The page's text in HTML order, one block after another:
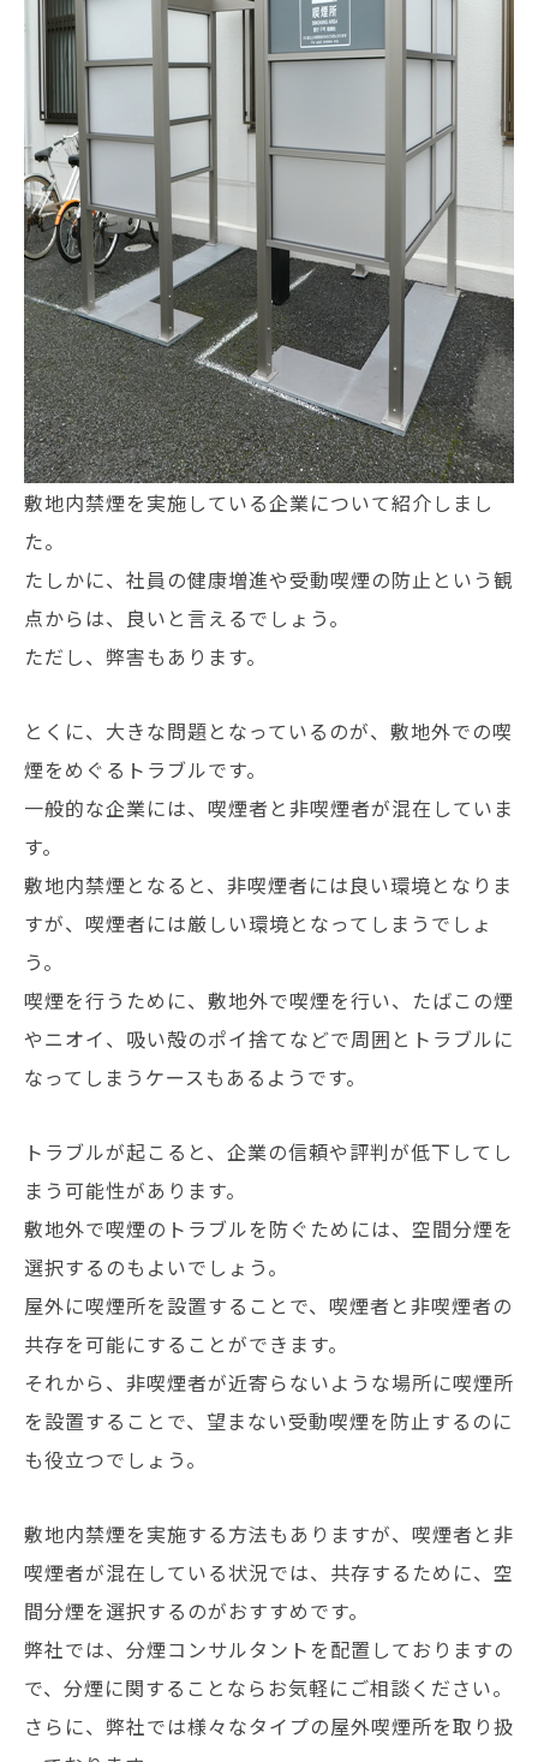
敷地内禁煙を実施している企業について紹介しまし
た。
たしかに、社員の健康増進や受動喫煙の防止という観
点からは、良いと言えるでしょう。
ただし、弊害もあります。
とくに、大きな問題となっているのが、敷地外での喫
煙をめぐるトラブルです。
一般的な企業には、喫煙者と非喫煙者が混在していま
す。
敷地内禁煙となると、非喫煙者には良い環境となりま
すが、喫煙者には厳しい環境となってしまうでしょ
う。
喫煙を行うために、敷地外で喫煙を行い、たばこの煙
やニオイ、吸い殻のポイ捨てなどで周囲とトラブルに
なってしまうケースもあるようです。
トラブルが起こると、企業の信頼や評判が低下してし
まう可能性があります。
敷地外で喫煙のトラブルを防ぐためには、空間分煙を
選択するのもよいでしょう。
屋外に喫煙所を設置することで、喫煙者と非喫煙者の
共存を可能にすることができます。
それから、非喫煙者が近寄らないような場所に喫煙所
を設置することで、望まない受動喫煙を防止するのに
も役立つでしょう。
敷地内禁煙を実施する方法もありますが、喫煙者と非
喫煙者が混在している状況では、共存するために、空
間分煙を選択するのがおすすめです。
弊社では、分煙コンサルタントを配置しておりますの
で、分煙に関することならお気軽にご相談ください。
さらに、弊社では様々なタイプの屋外喫煙所を取り扱